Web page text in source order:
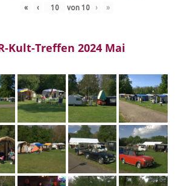
« ‹ von 10 › »
Kult-Treffen 2024 Mai